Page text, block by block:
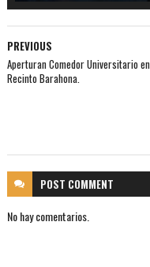
PREVIOUS
Aperturan Comedor Universitario en
Recinto Barahona.
POST COMMENT
No hay comentarios.